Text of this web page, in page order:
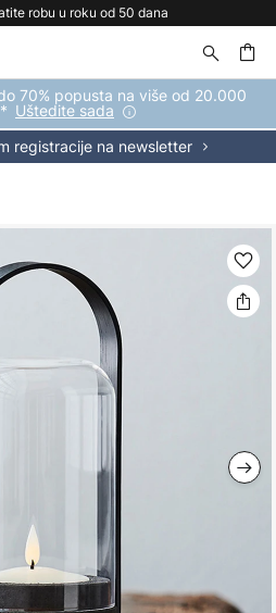
robu u roku od 50 dana
70% popusta na više od 20.000
Uštedite sada
registracije na newsletter